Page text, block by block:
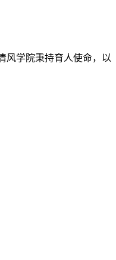
风学院秉持育人使命，以